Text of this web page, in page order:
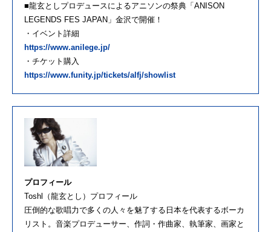
■龍玄としプロデュースによるアニソンの祭典「ANISON
LEGENDS FES JAPAN」金沢で開催！
・イベント詳細
https://www.anilege.jp/
・チケット購入
https://www.funity.jp/tickets/alfj/showlist
プロフィール
Toshl（龍玄とし）プロフィール
圧倒的な歌唱力で多くの人々を魅了する日本を代表するボーカ
リスト。音楽プロデューサー、作詞・作曲家、執筆家、画家と